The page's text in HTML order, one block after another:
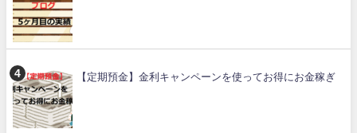
【定期預金】金利キャンペーンを使ってお得にお金稼ぎ